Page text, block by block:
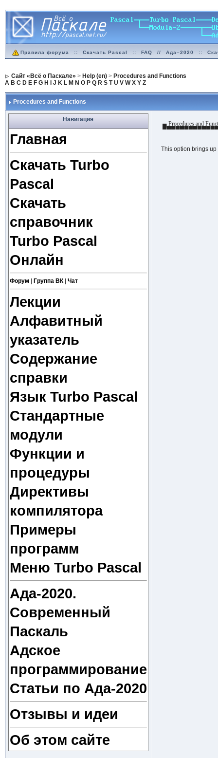
Правила форума :: Скачать Pascal :: FAQ // Ада–2020 ::
Сайт «Всё о Паскале» > Help (en)> Procedures and Functions
A B C D E F G H J K L M N O P Q R S T U V W X Y Z
Procedures and Functions
Навигация
Главная
Скачать Turbo
Pascal
Скачать
справочник
Turbo Pascal
Онлайн
Форум Группа ВК| Чат
Лекции
Алфавитный
указатель
Содержание
справки
Язык Turbo Pascal
Стандартные
модули
Функции и
процедуры
Директивы
компилятора
Примеры
программ
Меню Turbo Pascal
Ада-2020.
Современный
Паскаль
Адское
программирование
Статьи по Ада-2020
Отзывы и идеи
Об этом сайте
▄ Procedures and
This option brings